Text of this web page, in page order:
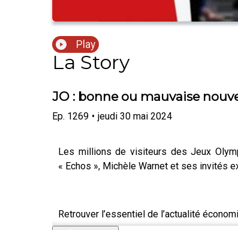
Play
La Story
JO : bonne ou mauvaise
Ep. 1269 • jeudi 30 mai 2024
Les millions de visiteurs des Jeux
« Echos », Michèle Warnet et ses invités
Retrouver l’essentiel de l’actualité